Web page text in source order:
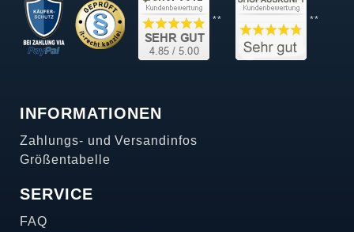
** **
INFORMATIONEN
Zahlungs- und Versandinfos
Größentabelle
SERVICE
FAQ